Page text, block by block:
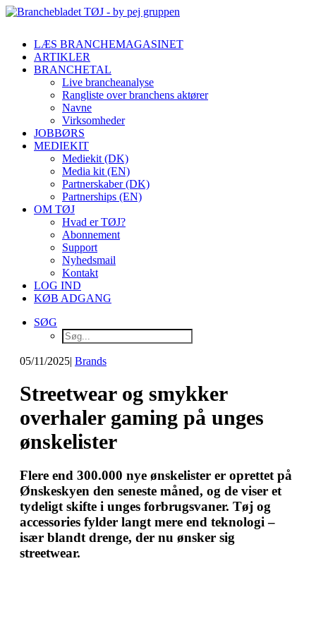
LÆS BRANCHEMAGASINET
ARTIKLER
BRANCHETAL
Live brancheanalyse
Rangliste over branchens aktører
Navne
Virksomheder
JOBBØRS
MEDIEKIT
Mediekit (DK)
Media kit (EN)
Partnerskaber (DK)
Partnerships (EN)
OM TØJ
Hvad er TØJ?
Abonnement
Support
Nyhedsmail
Kontakt
LOG IND
KØB ADGANG
SØG
05/11/2025| Brands
Streetwear og smykker
overhaler gaming på unges
ønskelister
Flere end 300.000 nye ønskelister er oprettet på
Ønskeskyen den seneste måned, og de viser et
tydeligt skifte i unges forbrugsvaner. Tøj og
accessories fylder langt mere end teknologi –
især blandt drenge, der nu ønsker sig
streetwear.